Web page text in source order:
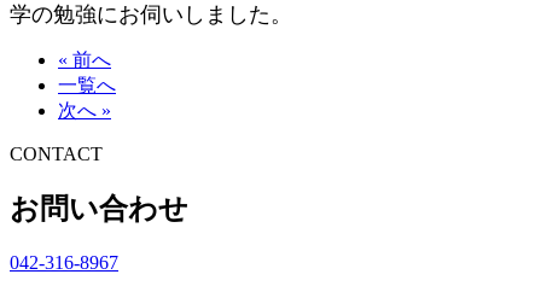
学の勉強にお伺いしました。
« 前へ
一覧へ
次へ »
CONTACT
お問い合わせ
042-316-8967